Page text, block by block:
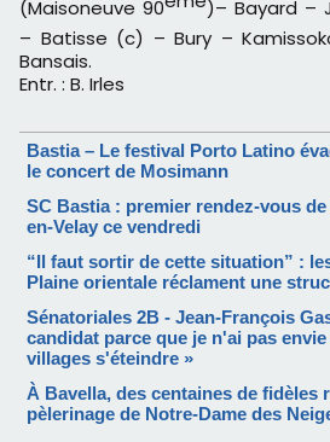
(Maisoneuve 90
)– Bayard –
– Batisse (c) – Bury –
Bansais.
Entr. : B. Irles
Bastia – Le festival Porto Latino
le concert de Mosimann
SC Bastia : premier rendez-vous
en-Velay ce vendredi
“Il faut sortir de cette situation” :
Plaine orientale réclament une
Sénatoriales 2B - Jean-François
candidat parce que je n'ai pas
villages s'éteindre »
À Bavella, des centaines de fidèles
pèlerinage de Notre-Dame des